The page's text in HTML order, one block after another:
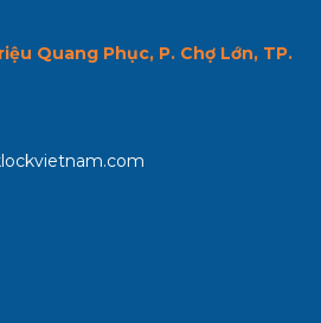
Quang Phục, P. Chợ Lớn, TP.